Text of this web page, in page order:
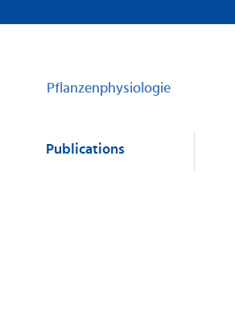
Pflanzenphysiologie
Publications